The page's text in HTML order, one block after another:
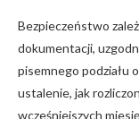
Bezpieczeństwo
dokumentacji,
pisemnego podziału
ustalenie, jak
wcześniejszych